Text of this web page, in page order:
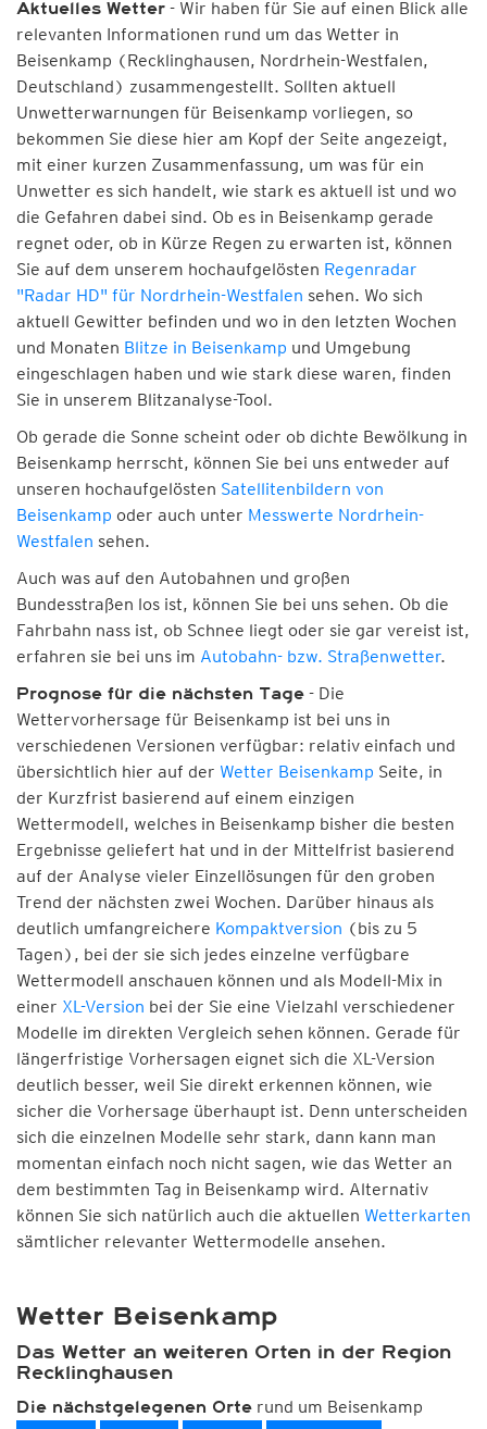
Aktuelles Wetter - Wir haben für Sie auf einen Blick alle
relevanten Informationen rund um das Wetter in
Beisenkamp (Recklinghausen, Nordrhein-Westfalen,
Deutschland) zusammengestellt. Sollten aktuell
Unwetterwarnungen für Beisenkamp vorliegen, so
bekommen Sie diese hier am Kopf der Seite angezeigt,
mit einer kurzen Zusammenfassung, um was für ein
Unwetter es sich handelt, wie stark es aktuell ist und wo
die Gefahren dabei sind. Ob es in Beisenkamp gerade
regnet oder, ob in Kürze Regen zu erwarten ist, können
Sie auf dem unserem hochaufgelösten Regenradar
"Radar HD" für Nordrhein-Westfalen sehen. Wo sich
aktuell Gewitter befinden und wo in den letzten Wochen
und Monaten Blitze in Beisenkamp und Umgebung
eingeschlagen haben und wie stark diese waren, finden
Sie in unserem Blitzanalyse-Tool.
Ob gerade die Sonne scheint oder ob dichte Bewölkung in
Beisenkamp herrscht, können Sie bei uns entweder auf
unseren hochaufgelösten Satellitenbildern von
Beisenkamp oder auch unter Messwerte Nordrhein-
Westfalen sehen.
Auch was auf den Autobahnen und großen
Bundesstraßen los ist, können Sie bei uns sehen. Ob die
Fahrbahn nass ist, ob Schnee liegt oder sie gar vereist ist,
erfahren sie bei uns im Autobahn- bzw. Straßenwetter.
Prognose für die nächsten Tage - Die
Wettervorhersage für Beisenkamp ist bei uns in
verschiedenen Versionen verfügbar: relativ einfach und
übersichtlich hier auf der Wetter Beisenkamp Seite, in
der Kurzfrist basierend auf einem einzigen
Wettermodell, welches in Beisenkamp bisher die besten
Ergebnisse geliefert hat und in der Mittelfrist basierend
auf der Analyse vieler Einzellösungen für den groben
Trend der nächsten zwei Wochen. Darüber hinaus als
deutlich umfangreichere Kompaktversion (bis zu 5
Tagen), bei der sie sich jedes einzelne verfügbare
Wettermodell anschauen können und als Modell-Mix in
einer XL-Version bei der Sie eine Vielzahl verschiedener
Modelle im direkten Vergleich sehen können. Gerade für
längerfristige Vorhersagen eignet sich die XL-Version
deutlich besser, weil Sie direkt erkennen können, wie
sicher die Vorhersage überhaupt ist. Denn unterscheiden
sich die einzelnen Modelle sehr stark, dann kann man
momentan einfach noch nicht sagen, wie das Wetter an
dem bestimmten Tag in Beisenkamp wird. Alternativ
können Sie sich natürlich auch die aktuellen Wetterkarten
sämtlicher relevanter Wettermodelle ansehen.
Wetter Beisenkamp
Das Wetter an weiteren Orten in der Region
Recklinghausen
Die nächstgelegenen Orte rund um Beisenkamp